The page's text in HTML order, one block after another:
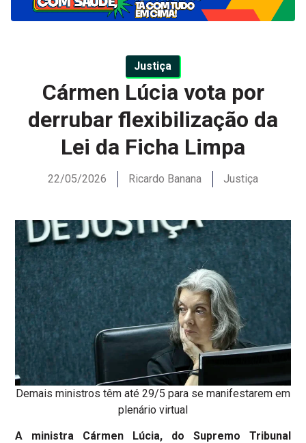
Justiça
Cármen Lúcia vota por
derrubar flexibilização da
Lei da Ficha Limpa
22/05/2026 Ricardo Banana Justiça
Demais ministros têm até 29/5 para se manifestarem em
plenário virtual
A ministra Cármen Lúcia, do Supremo Tribunal